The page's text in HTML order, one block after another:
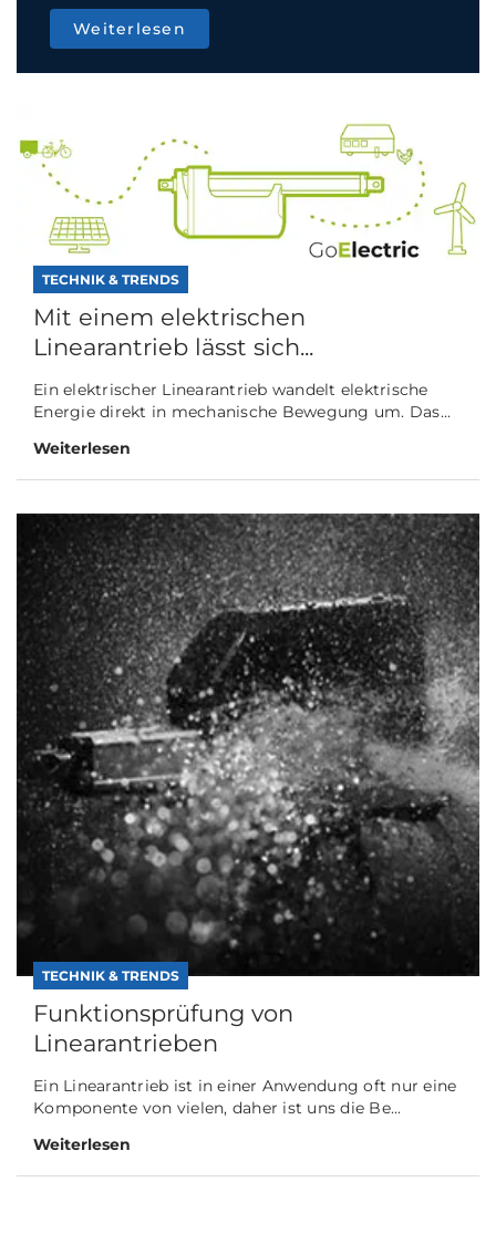
Weiterlesen
TECHNIK & TRENDS
Mit einem elektrischen
Linearantrieb lässt sich...
Ein elektrischer Linearantrieb wandelt elektrische
Energie direkt in mechanische Bewegung um. Das...
Weiterlesen
TECHNIK & TRENDS
Funktionsprüfung von
Linearantrieben
Ein Linearantrieb ist in einer Anwendung oft nur eine
Komponente von vielen, daher ist uns die Be...
Weiterlesen